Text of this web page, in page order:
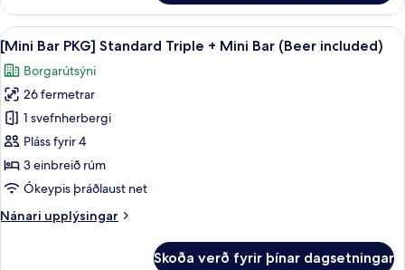
included)
Bar
PKG]
Family
+
Mini
Bar
(Beer
included)
Skoða
allar
myndir
fyrir
[Mini
Bar
PKG]
Standard
+
Rúmföt af bestu gerð, dúnsængur,
11
[Mini Bar PKG] Standard Triple + Mini Bar (Beer included)
Borgarútsýni
26 fermetrar
1 svefnherbergi
Pláss fyrir 4
3 einbreið rúm
Ókeypis þráðlaust net
Nánari upplýsingar
Nánari
Skoða verð fyrir þínar dagsetningar